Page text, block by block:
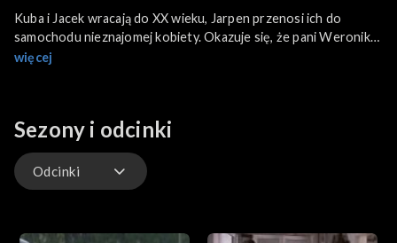
Kuba i Jacek wracają do XX wieku, Jarpen przenosi ich do
samochodu nieznajomej kobiety. Okazuje się, że pani Weronika
jest naukowcem i jedzie właśnie na konferencję astrologiczną.
kamieniami szlachetnymi, pan Kruks, od dawna poszukujący
Sagali.
więcej
Sezony i odcinki
Odcinki